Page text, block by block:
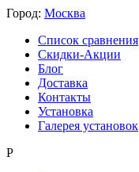
Город: Москва
Список сравнения
Скидки-Акции
Блог
Доставка
Контакты
Установка
Галерея установок
Р